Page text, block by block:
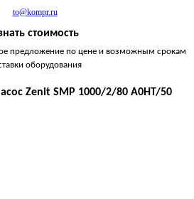
to@kompr.ru
стоимость
предложение по цене и возможным срокам
оборудования
Zenit SMP 1000/2/80 A0HT/50